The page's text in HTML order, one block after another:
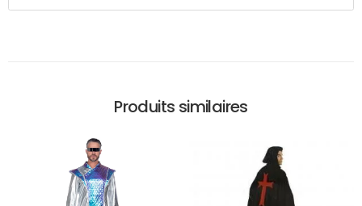
Produits similaires